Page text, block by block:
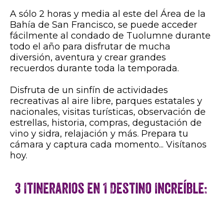
A sólo 2 horas y media al este del Área de la
Bahía de San Francisco, se puede acceder
fácilmente al condado de Tuolumne durante
todo el año para disfrutar de mucha
diversión, aventura y crear grandes
recuerdos durante toda la temporada.
Disfruta de un sinfín de actividades
recreativas al aire libre, parques estatales y
nacionales, visitas turísticas, observación de
estrellas, historia, compras, degustación de
vino y sidra, relajación y más. Prepara tu
cámara y captura cada momento... Visítanos
hoy.
3 Itinerarios en 1 Destino Increíble: